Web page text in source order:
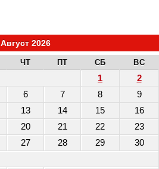
Август 2026
ЧТ ПТ СБ ВС
1
2
6 7 8
9
13 14 15
16
20 21 22
23
27 28 29
30